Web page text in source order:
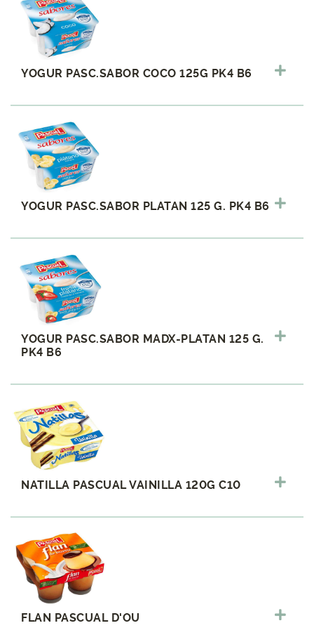
YOGUR PASC.SABOR COCO 125G PK4 B6
YOGUR PASC.SABOR PLATAN 125 G. PK4 B6
YOGUR PASC.SABOR MADX-PLATAN 125 G.
PK4 B6
NATILLA PASCUAL VAINILLA 120G C10
FLAN PASCUAL D'OU